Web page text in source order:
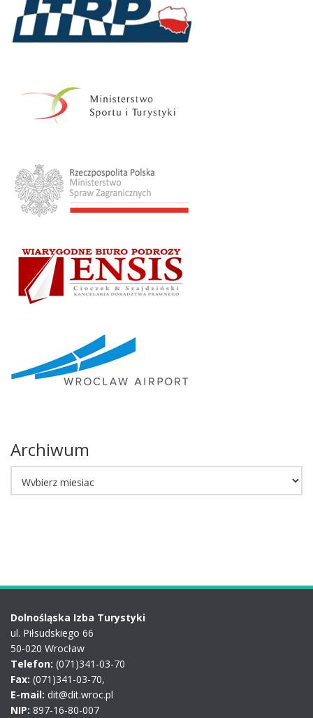
Archiwum
Dolnośląska Izba Turystyki
ul. Piłsudskiego 66
50-020 Wrocław
Telefon: (071)341-03-70
Fax: (071)341-03-70,
E-mail: dit@dit.wroc.pl
NIP: 897-16-80-007